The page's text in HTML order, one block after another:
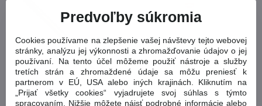
15%
Predvoľby súkromia
Cookies používame na zlepšenie vašej návštevy tejto webovej
stránky, analýzu jej výkonnosti a zhromažďovanie údajov o jej
používaní. Na tento účel môžeme použiť nástroje a služby
tretích strán a zhromaždené údaje sa môžu preniesť k
partnerom v EÚ, USA alebo iných krajinách. Kliknutím na
„Prijať všetky cookies“ vyjadrujete svoj súhlas s týmto
spracovaním. Nižšie môžete nájsť podrobné informácie alebo